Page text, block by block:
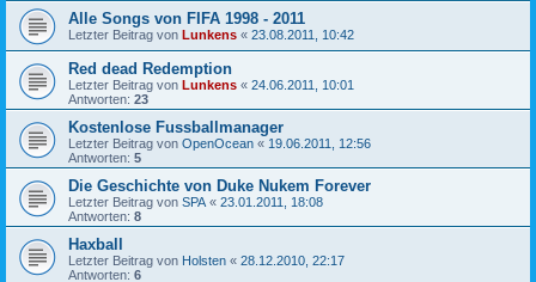
Alle Songs von FIFA 1998 - 2011
Letzter Beitrag von Lunkens « 23.08.2011, 10:42
Red dead Redemption
Letzter Beitrag von Lunkens « 24.06.2011, 10:01
Antworten: 23
Kostenlose Fussballmanager
Letzter Beitrag von OpenOcean « 19.06.2011, 12:56
Antworten: 5
Die Geschichte von Duke Nukem Forever
Letzter Beitrag von SPA « 23.01.2011, 18:08
Antworten: 8
Haxball
Letzter Beitrag von Holsten « 28.12.2010, 22:17
Antworten: 6